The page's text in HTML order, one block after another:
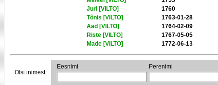
Juri [VILTO]
1760
Tõnis [VILTO]
1763-01-28
Aad [VILTO]
1764-02-09
Riste [VILTO]
1767-05-05
Made [VILTO]
1772-06-13
Otsi inimest:
Eesnimi Perenimi